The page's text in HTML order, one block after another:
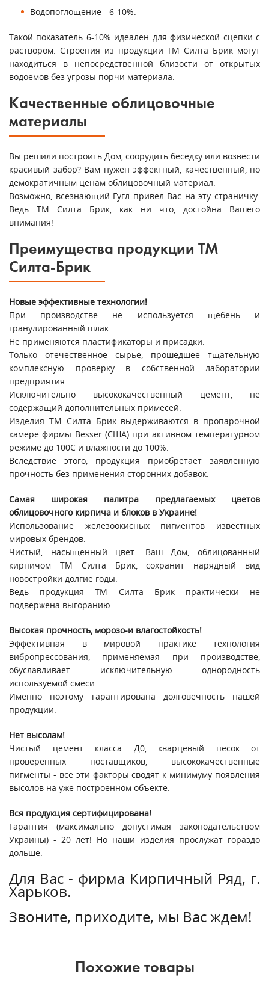
Водопоглощение - 6-10%.
Такой показатель 6-10% идеален для физической сцепки с
раствором. Строения из продукции ТМ Силта Брик могут
находиться в непосредственной близости от открытых
водоемов без угрозы порчи материала.
Качественные облицовочные
материалы
Вы решили построить Дом, соорудить беседку или возвести
красивый забор? Вам нужен эффектный, качественный, по
демократичным ценам облицовочный материал.
Возможно, всезнающий Гугл привел Вас на эту страничку.
Ведь ТМ Силта Брик, как ни что, достойна Вашего
внимания!
Преимущества продукции ТМ
Силта-Брик
Новые эффективные технологии!
При производстве не используется щебень и
гранулированный шлак.
Не применяются пластификаторы и присадки.
Только отечественное сырье, прошедшее тщательную
комплексную проверку в собственной лаборатории
предприятия.
Исключительно высококачественный цемент, не
содержащий дополнительных примесей.
Изделия ТМ Силта Брик выдерживаются в пропарочной
камере фирмы Besser (США) при активном температурном
режиме до 100С и влажности до 100%.
Вследствие этого, продукция приобретает заявленную
прочность без применения сторонних добавок.
Самая широкая палитра предлагаемых цветов
облицовочного кирпича и блоков в Украине!
Использование железоокисных пигментов известных
мировых брендов.
Чистый, насыщенный цвет. Ваш Дом, облицованный
кирпичом ТМ Силта Брик, сохранит нарядный вид
новостройки долгие годы.
Ведь продукция ТМ Силта Брик практически не
подвержена выгоранию.
Высокая прочность, морозо-и влагостойкость!
Эффективная в мировой практике технология
вибропрессования, применяемая при производстве,
обуславливает исключительную однородность
используемой смеси.
Именно поэтому гарантирована долговечность нашей
продукции.
Нет высолам!
Чистый цемент класса Д0, кварцевый песок от
проверенных поставщиков, высококачественные
пигменты - все эти факторы сводят к минимуму появления
высолов на уже построенном объекте.
Вся продукция сертифицирована!
Гарантия (максимально допустимая законодательством
Украины) - 20 лет! Но наши изделия прослужат гораздо
дольше.
Для Вас - фирма Кирпичный Ряд, г.
Харьков.
Звоните, приходите, мы Вас ждем!
Похожие товары